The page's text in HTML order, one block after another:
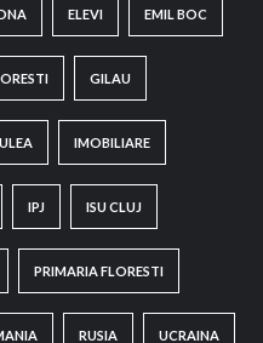
ELEVI EMIL BOC
GILAU
IMOBILIARE
IPJ ISU CLUJ
PRIMARIA FLORESTI
RUSIA UCRAINA